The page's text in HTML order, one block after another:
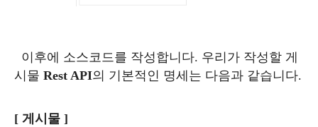
이후에 소스코드를 작성합니다. 우리가 작성할 게
시물 Rest API의 기본적인 명세는 다음과 같습니다.
[ 게시물 ]